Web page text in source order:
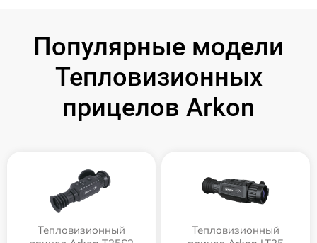
Популярные модели
Тепловизионных
прицелов Arkon
Тепловизионный
Тепловизионный